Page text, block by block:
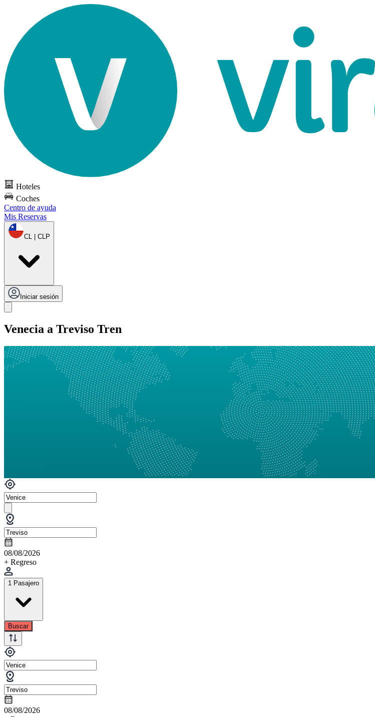
Hoteles
Coches
Centro de ayuda
Mis Reservas
CL | CLP
Iniciar sesión
Venecia a Treviso Tren
08/08/2026
+ Regreso
1 Pasajero
Buscar
08/08/2026